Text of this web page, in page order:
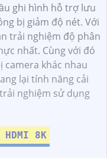
ghi hình hỗ trợ lưu
bị giảm độ nét. Với
trải nghiệm độ phân
nhất. Cùng với đó
camera khác nhau
lại tính năng cải
nghiệm sử dụng
HDMI 8K